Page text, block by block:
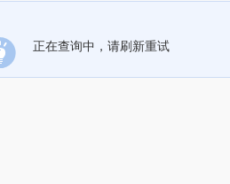
正在查询中，请刷新重试